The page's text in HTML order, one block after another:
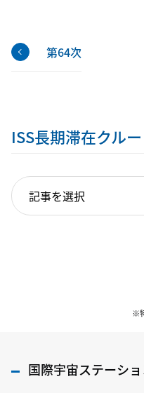
第64次
ISS長期滞在クルー
※
国際宇宙ステーショ